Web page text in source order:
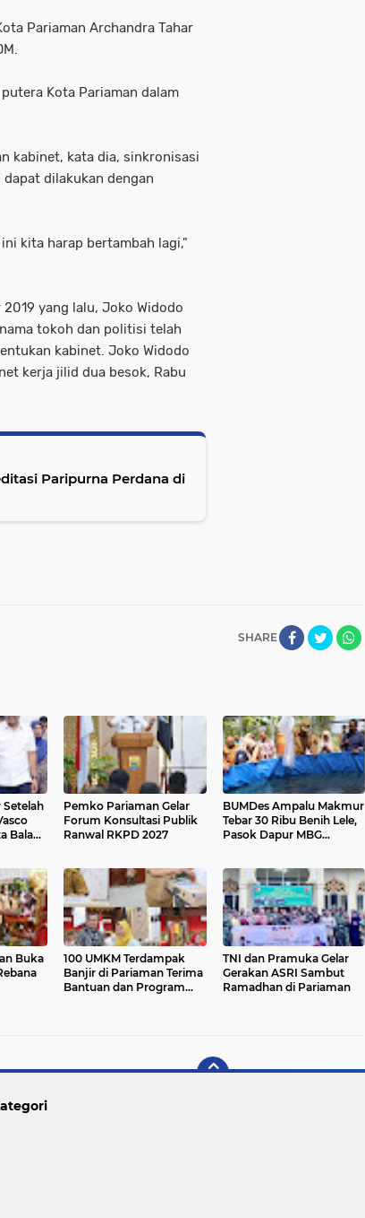
Pariaman Archandra Tahar
Kota Pariaman dalam
kabinet, kata dia, sinkronisasi
dilakukan dengan
kita harap bertambah lagi,"
yang lalu, Joko Widodo
tokoh dan politisi telah
kabinet. Joko Widodo
kerja jilid dua besok, Rabu
Paripurna Perdana di
SHARE
Setelah
Balad
Pemko Pariaman Gelar
Forum Konsultasi Publik
Ranwal RKPD 2027
BUMDes Ampalu Makmur
Tebar 30 Ribu Benih Lele,
Pasok Dapur MBG
Buka
100 UMKM Terdampak
Banjir di Pariaman Terima
Bantuan dan Program
TNI dan Pramuka Gelar
Gerakan ASRI Sambut
Ramadhan di Pariaman